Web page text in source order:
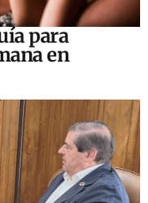
para
en